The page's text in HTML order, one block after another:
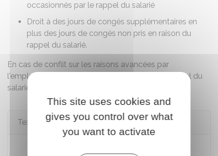
occasionnés par le rappel du salarié
Droit à des jours de congés supplémentaires en
plus des jours de congés non pris en raison du
rappel du salarié.
En cas de conflit sur les raisons avancées par
l'employeur, seul le
peut déterminer si le rappel du
salarié était justifié.
Textes de référence
This site uses cookies and
gives you control over what
you want to activate